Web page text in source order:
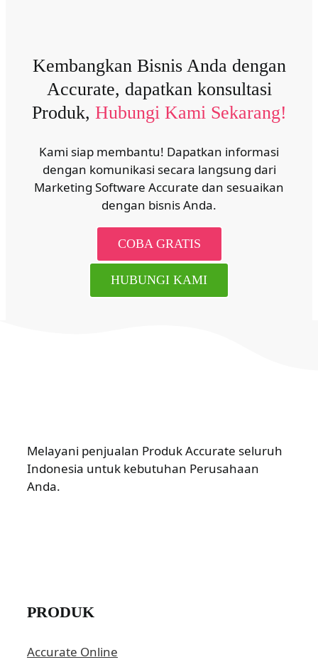
Kembangkan Bisnis Anda dengan
Accurate, dapatkan konsultasi
Produk, Hubungi Kami Sekarang!
Kami siap membantu! Dapatkan informasi
dengan komunikasi secara langsung dari
Marketing Software Accurate dan sesuaikan
dengan bisnis Anda.
COBA GRATIS
HUBUNGI KAMI
Melayani penjualan Produk Accurate seluruh
Indonesia untuk kebutuhan Perusahaan
Anda.
PRODUK
Accurate Online